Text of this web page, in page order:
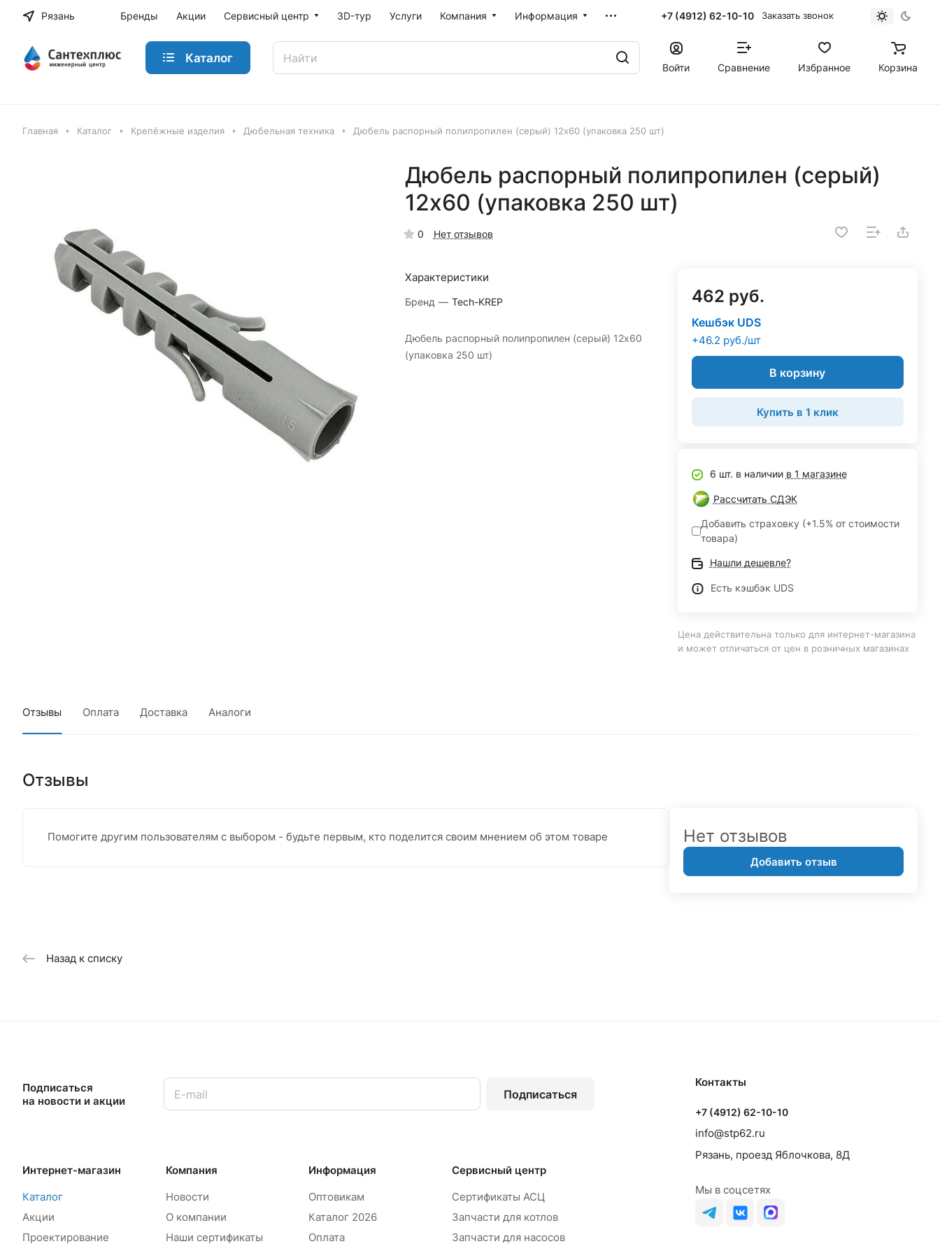
Рязань Бренды Акции Сервисный центр 3D-тур Услуги Компания Информация +7 (4912) 62-10-10 Заказать звонок
Каталог
Войти Сравнение Избранное Корзина
Главная Каталог Крепёжные изделия Дюбельная техника Дюбель распорный полипропилен (серый) 12х60 (упаковка 250 шт)
Дюбель распорный полипропилен (серый)
12х60 (упаковка 250 шт)
0 Нет отзывов
Характеристики
Бренд — Tech-KREP
Дюбель распорный полипропилен (серый) 12х60
(упаковка 250 шт)
462 руб.
Кешбэк UDS
+46.2 руб./шт
В корзину
Купить в 1 клик
6 шт. в наличии в 1 магазине
Рассчитать СДЭК
Добавить страховку (+1.5% от стоимости
товара)
Нашли дешевле?
Есть кэшбэк UDS
Цена действительна только для интернет-магазина
и может отличаться от цен в розничных магазинах
Отзывы Оплата Доставка Аналоги
Отзывы
Помогите другим пользователям с выбором - будьте первым, кто поделится своим мнением об этом товаре Нет отзывов
Добавить отзыв
Назад к списку
Подписаться
на новости и акции
Подписаться
Интернет-магазин
Каталог
Акции
Проектирование
Компания
Новости
О компании
Наши сертификаты
Информация
Оптовикам
Каталог 2026
Оплата
Сервисный центр
Сертификаты АСЦ
Запчасти для котлов
Запчасти для насосов
Контакты
+7 (4912) 62-10-10
info@stp62.ru
Рязань, проезд Яблочкова, 8Д
Мы в соцсетях